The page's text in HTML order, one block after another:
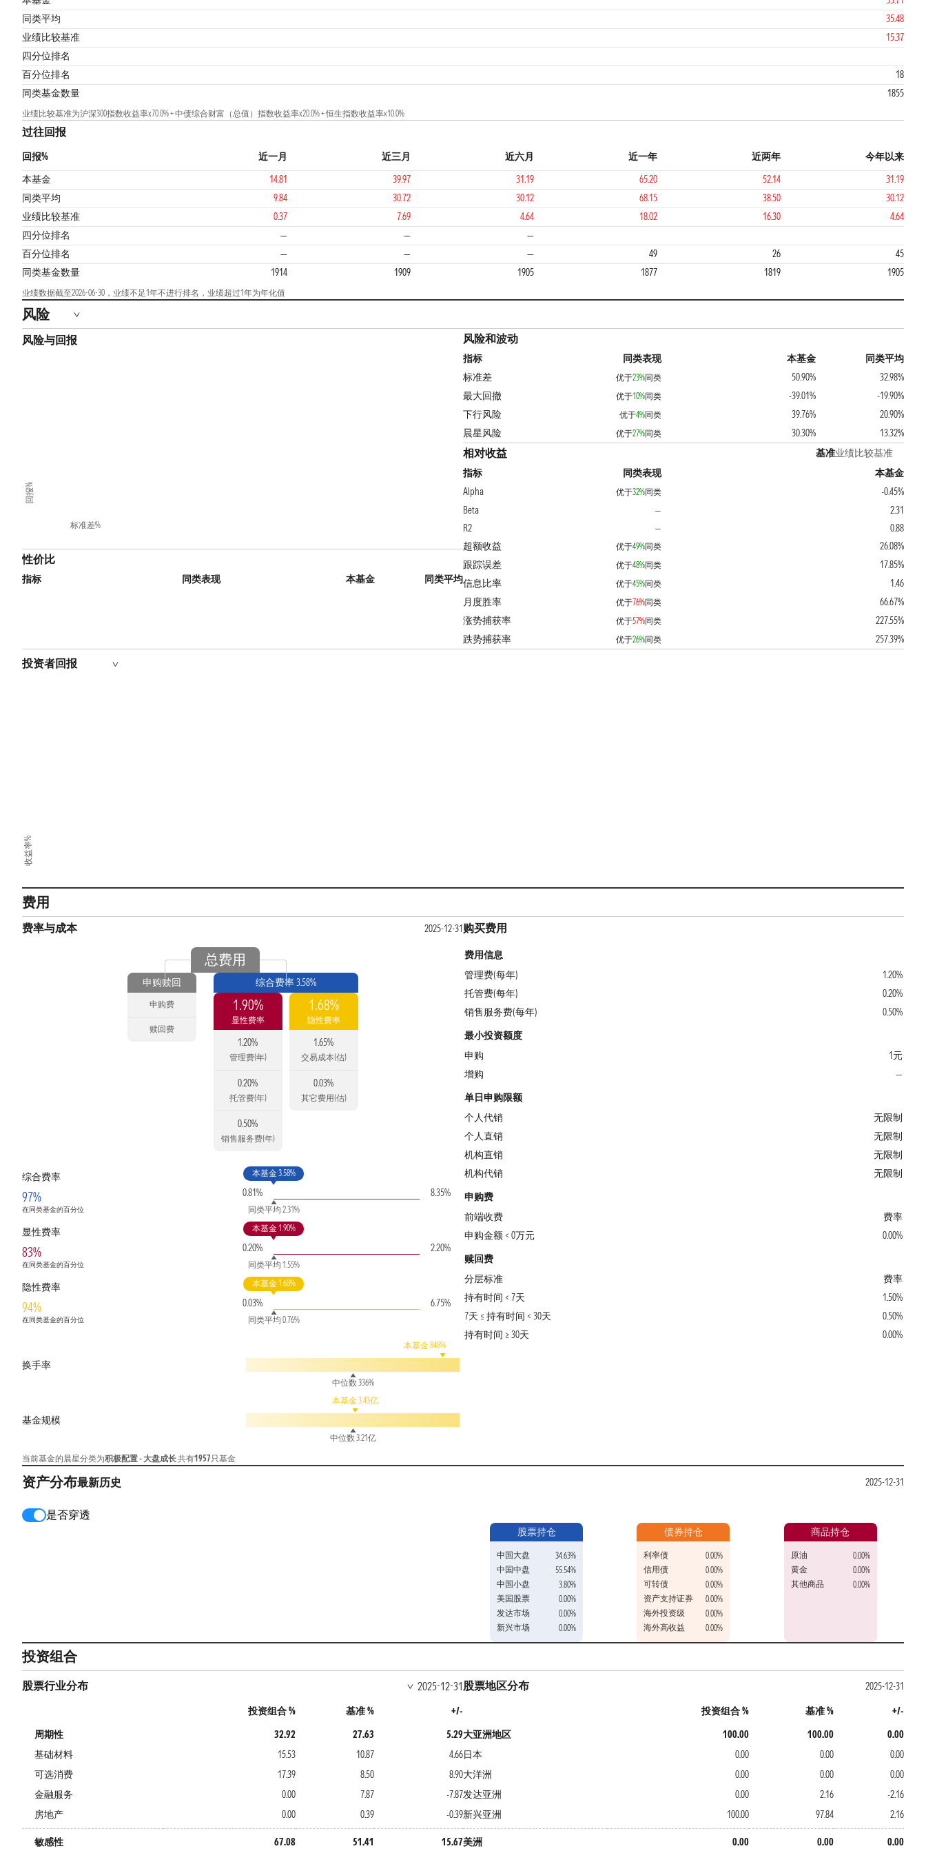
同类平均
35.48
业绩比较基准
15.37
四分位排名
1
百分位排名
18
同类基金数量
1855
业绩比较基准为沪深300指数收益率x70.0% + 中债综合财富（总值）指数收益率x20.0% + 恒生指数收益率x10.0%
过往回报
回报% 近一月 近三月 近六月 近一年 近两年
今年以来
本基金
14.81 39.97 31.19 65.20 52.14
31.19
同类平均
9.84 30.72 30.12 68.15 38.50
30.12
业绩比较基准
0.37 7.69 4.64 18.02 16.30
4.64
四分位排名
— — —
2 2 2
百分位排名 — — — 49 26
45
同类基金数量
1914 1909 1905 1877 1819 1905
业绩数据截至2026-06-30，业绩不足1年不进行排名，业绩超过1年为年化值
风险
风险与回报
标准差%
回报%
性价比
指标 同类表现 本基金 同类平均
风险和波动
指标 同类表现 本基金
同类平均
标准差
优于23%同类 50.90%
32.98%
最大回撤
优于10%同类 -39.01%
-19.90%
下行风险
优于4%同类 39.76%
20.90%
晨星风险
优于27%同类 30.30% 13.32%
相对收益 基准业绩比较基准
指标
同类表现
本基金
Alpha
优于32%同类
-0.45%
Beta
—
2.31
R2
—
0.88
超额收益
优于49%同类
26.08%
跟踪误差
优于48%同类
17.85%
信息比率
优于45%同类
1.46
月度胜率
优于76%同类
66.67%
涨势捕获率
优于57%同类
227.55%
跌势捕获率
优于26%同类 257.39%
投资者回报
收益率%
费用
费率与成本 2025-12-31
总费用
申购赎回
申购费
赎回费
综合费率 3.58%
1.90%
显性费率
1.20%
管理费(年)
0.20%
托管费(年)
0.50%
销售服务费(年)
1.68%
隐性费率
1.65%
交易成本(估)
0.03%
其它费用(估)
综合费率
97%
在同类基金的百分位
0.81%
本基金 3.58%
同类平均 2.31%
8.35%
显性费率
83%
在同类基金的百分位
0.20%
本基金 1.90%
同类平均 1.55%
2.20%
隐性费率
94%
在同类基金的百分位
0.03%
本基金 1.68%
同类平均 0.76%
6.75%
换手率
本基金 848%
中位数 336%
基金规模
本基金 3.43亿
中位数 3.21亿
当前基金的晨星分类为积极配置 - 大盘成长共有1957只基金
购买费用
费用信息
管理费(每年)
1.20%
托管费(每年)
0.20%
销售服务费(每年)
0.50%
最小投资额度
申购
1元
增购
—
单日申购限额
个人代销
无限制
个人直销
无限制
机构直销
无限制
机构代销
无限制
申购费
前端收费
费率
申购金额 < 0万元
0.00%
赎回费
分层标准
费率
持有时间 < 7天
1.50%
7天 ≤ 持有时间 < 30天
0.50%
持有时间 ≥ 30天
0.00%
资产分布最新历史 2025-12-31
是否穿透
股票持仓
中国大盘
34.63%
中国中盘
55.54%
中国小盘
3.80%
美国股票
0.00%
发达市场
0.00%
新兴市场
0.00%
债券持仓
利率债
0.00%
信用债
0.00%
可转债
0.00%
资产支持证券
0.00%
海外投资级
0.00%
海外高收益
0.00%
商品持仓
原油
0.00%
黄金
0.00%
其他商品
0.00%
投资组合
股票行业分布 2025-12-31
投资组合 % 基准 %
+/-
周期性
32.92 27.63
5.29
基础材料
15.53 10.87
4.66
可选消费
17.39 8.50
8.90
金融服务
0.00 7.87
-7.87
房地产
0.00 0.39 -0.39
敏感性 67.08 51.41 15.67
股票地区分布
2025-12-31
投资组合 %
基准 %
+/-
大亚洲地区
100.00 100.00
0.00
日本
0.00 0.00
0.00
大洋洲
0.00 0.00
0.00
发达亚洲
0.00 2.16
-2.16
新兴亚洲
100.00 97.84 2.16
美洲 0.00 0.00 0.00